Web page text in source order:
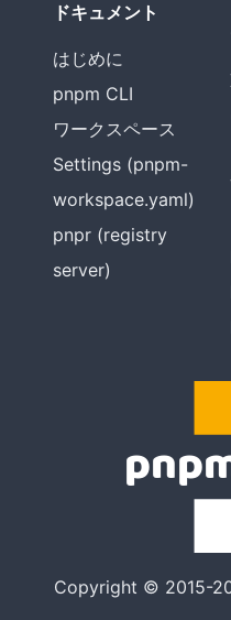
ドキュメント
はじめに
pnpm CLI
ワークスペース
Settings (pnpm-
workspace.yaml)
pnpr (registry
server)
Copyright © 2015-